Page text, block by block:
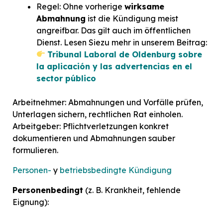
Regel: Ohne vorherige wirksame
Abmahnung ist die Kündigung meist
angreifbar. Das gilt auch im öffentlichen
Dienst. Lesen Siezu mehr in unserem Beitrag:
Tribunal Laboral de Oldenburg sobre
la aplicación y las advertencias en el
sector público
Arbeitnehmer: Abmahnungen und Vorfälle prüfen,
Unterlagen sichern, rechtlichen Rat einholen.
Arbeitgeber: Pflichtverletzungen konkret
dokumentieren und Abmahnungen sauber
formulieren.
Personen- y betriebsbedingte Kündigung
Personenbedingt (z. B. Krankheit, fehlende
Eignung):